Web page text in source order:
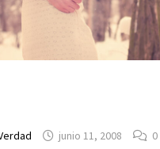
junio 11, 2008 0